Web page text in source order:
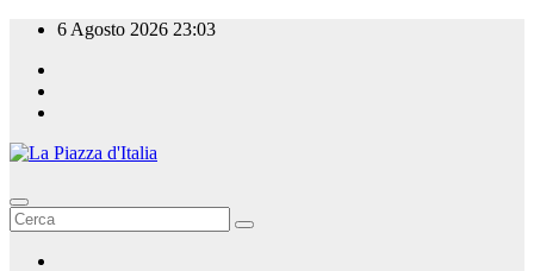
Salta
contenuto
6 Agosto 2026 23:03